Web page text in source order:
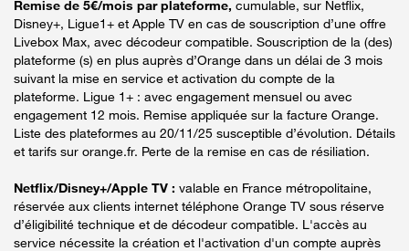
Remise de 5€/mois par plateforme, cumulable, sur Netflix,
Disney+, Ligue1+ et Apple TV en cas de souscription d’une offre
Livebox Max, avec décodeur compatible. Souscription de la (des)
plateforme (s) en plus auprès d’Orange dans un délai de 3 mois
suivant la mise en service et activation du compte de la
plateforme. Ligue 1+ : avec engagement mensuel ou avec
engagement 12 mois. Remise appliquée sur la facture Orange.
Liste des plateformes au 20/11/25 susceptible d’évolution. Détails
et tarifs sur orange.fr. Perte de la remise en cas de résiliation.
Netflix/Disney+/Apple TV : valable en France métropolitaine,
réservée aux clients internet téléphone Orange TV sous réserve
d’éligibilité technique et de décodeur compatible. L'accès au
service nécessite la création et l'activation d'un compte auprès